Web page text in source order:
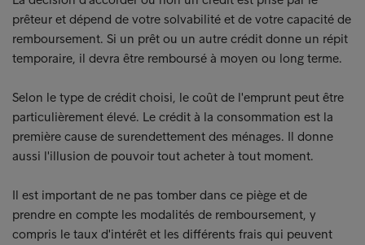
prêteur et dépend de votre solvabilité et de votre capacité de
remboursement. Si un prêt ou un autre crédit donne un répit
temporaire, il devra être remboursé à moyen ou long terme.
Selon le type de crédit choisi, le coût de l'emprunt peut être
particulièrement élevé. Le crédit à la consommation est la
première cause de surendettement des ménages. Il donne
aussi l'illusion de pouvoir tout acheter à tout moment.
Il est important de ne pas tomber dans ce piège et de
prendre en compte les modalités de remboursement, y
compris le taux d'intérêt et les différents frais qui peuvent